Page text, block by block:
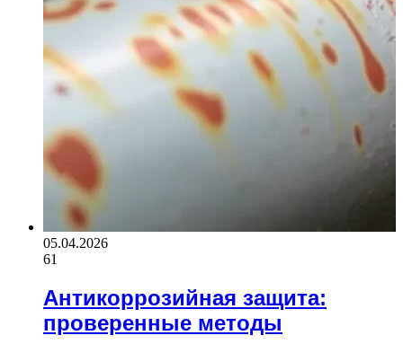
05.04.2026
61
Антикоррозийная защита:
проверенные методы